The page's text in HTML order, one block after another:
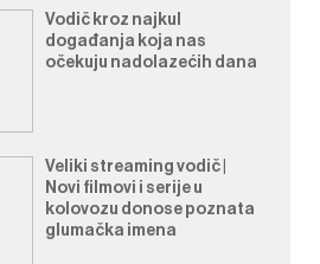
Vodič kroz najkul
događanja koja nas
očekuju nadolazećih dana
Veliki streaming vodič |
Novi filmovi i serije u
kolovozu donose poznata
glumačka imena